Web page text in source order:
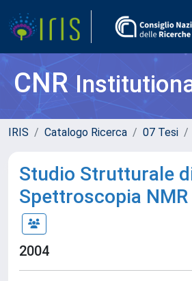
CNR
IRIS Catalogo Ricerca 07 Tesi
Studio Strutturale
Spettroscopia
2004